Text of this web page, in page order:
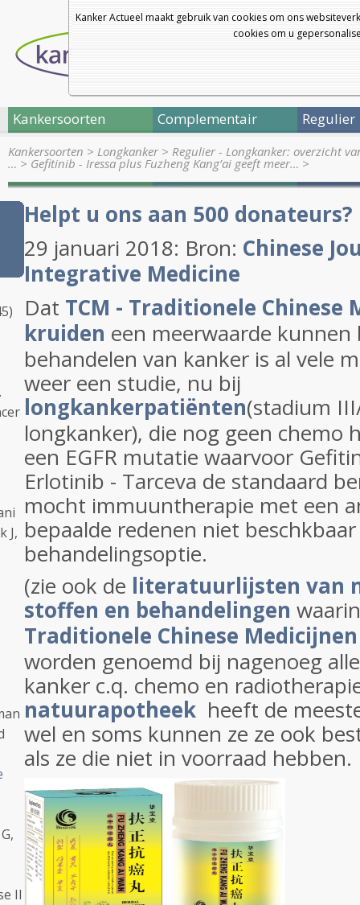
Kanker Actueel maakt gebruik van cookies om ons
cookies om u
Kankersoorten Complementair Regulier
Kankersoorten > Longkanker> Regulier - Longkanker: overzicht
… > Gefitinib - Iressa plus Fuzheng Kang’ai geeft meer… >
Helpt u ons aan 500 donateurs?
29 januari 2018: Bron: Chinese
Integrative Medicine
Dat TCM - Traditionele Chinese
kruiden een meerwaarde
behandelen van kanker is al vele
weer een studie, nu bij
longkankerpatiënten(stadium
longkanker), die nog geen chemo
een EGFR mutatie waarvoor
Erlotinib - Tarceva de standaard
mocht immuuntherapie met een
bepaalde redenen niet
behandelingsoptie.
(zie ook de literatuurlijsten van
stoffen en behandelingen
Traditionele Chinese
worden genoemd bij nagenoeg
kanker c.q. chemo en
natuurapotheek heeft de
wel en soms kunnen ze ze ook
als ze die niet in voorraad hebben.
J,
II